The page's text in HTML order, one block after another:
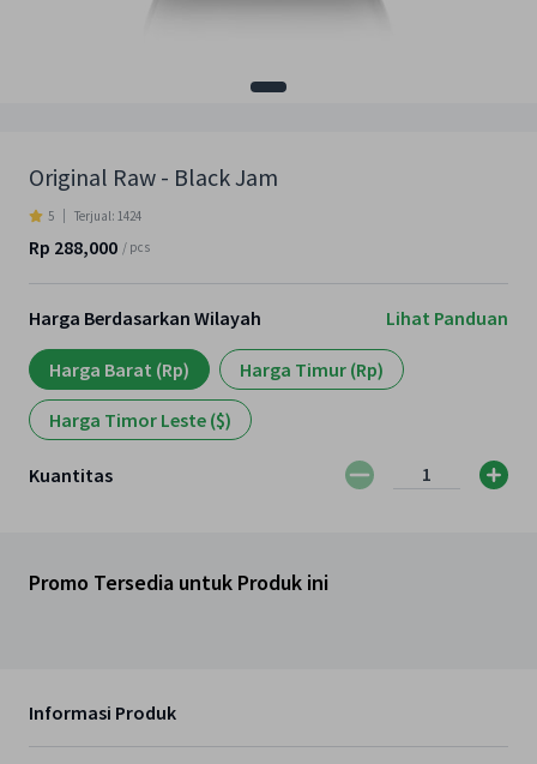
Original Raw - Black Jam
5 Terjual: 1424
Rp 288,000 / pcs
Harga Berdasarkan Wilayah Lihat Panduan
Harga Barat (Rp) Harga Timur (Rp)
Harga Timor Leste ($)
Kuantitas
Promo Tersedia untuk Produk ini
Informasi Produk